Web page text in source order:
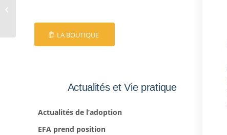
LA BOUTIQUE
Actualités et Vie pratique
Actualités de l’adoption
EFA prend position